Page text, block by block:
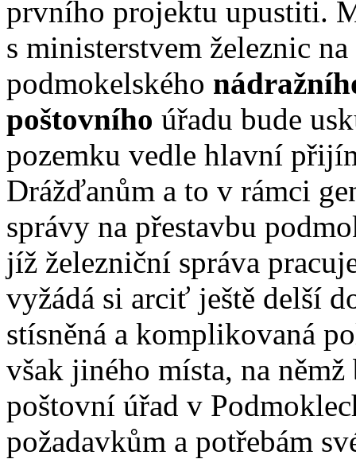
prvního projektu upustiti.
s ministerstvem železnic
podmokelského
poštovního úřadu bude
pozemku vedle hlavní
Drážďanům a to v rámci
správy na přestavbu
jíž železniční správa
vyžádá si arciť ještě delší
stísněná a komplikovaná
však jiného místa, na
poštovní úřad v
požadavkům a potřebám